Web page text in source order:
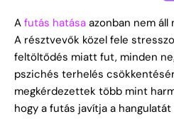
A futás hatása azonban nem áll
A résztvevők közel fele
feltöltődés miatt fut, minden
pszichés terhelés
megkérdezettek több mint
hogy a futás javítja a hangulatát